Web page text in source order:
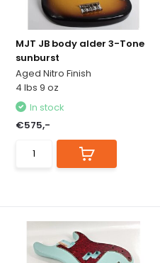
MJT JB body alder 3-Tone
sunburst
Aged Nitro Finish
4 lbs 9 oz
In stock
€575,-